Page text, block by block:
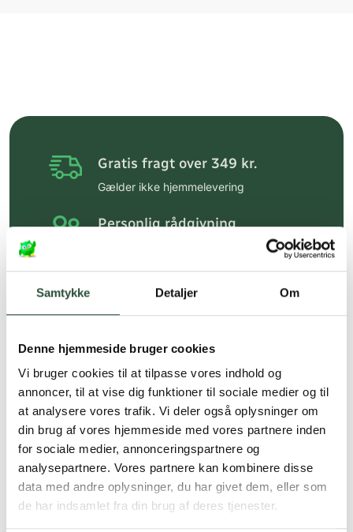
Samtykke Detaljer Om
Denne hjemmeside bruger cookies
Vi bruger cookies til at tilpasse vores indhold og
annoncer, til at vise dig funktioner til sociale medier og til
at analysere vores trafik. Vi deler også oplysninger om
din brug af vores hjemmeside med vores partnere inden
for sociale medier, annonceringspartnere og
analysepartnere. Vores partnere kan kombinere disse
data med andre oplysninger, du har givet dem, eller som
de har indsamlet fra din brug af deres tjenester.
Gratis fragt over 349 kr.
Gælder ikke hjemmelevering
Personlig rådgivning
Hurtig levering (30 min. i Kbh)
Faste lave priser*
*Gælder ikke ernæringsprodukter.
Stort udvalg af kendte
produkter
Vi tilbyder et stort udvalg af kendte
cremer, vitaminer og andre spændende
produkter – altid til fast lav pris.
Læs mere om Uglecare.dk her